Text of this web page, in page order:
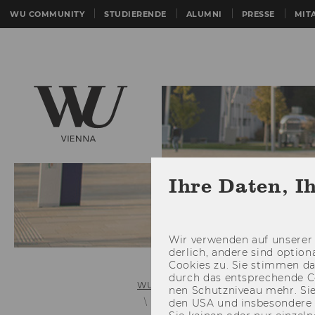
WU COMMUNITY STUDIERENDE ALUMNI PRESSE
WU (Wirtschaftsuniversität Wien)
Alumni
Stefano Castagna, PhD,
Ihre Daten,
Wir ver­wen­den auf
der­lich, an­de­re sind
Coo­kies zu. Sie stim­men
durch das ent­spre­chen­de
nen Schutz­ni­veau mehr.
den USA und